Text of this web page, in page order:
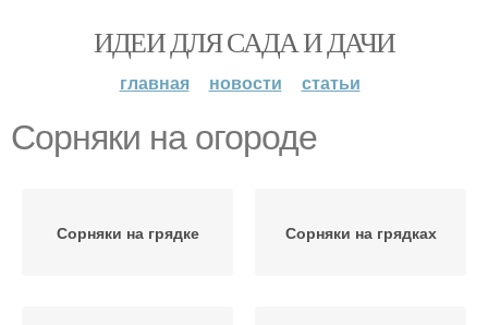
ИДЕИ ДЛЯ САДА И ДАЧИ
главная новости статьи
Сорняки на огороде
Сорняки на грядке Сорняки на грядках